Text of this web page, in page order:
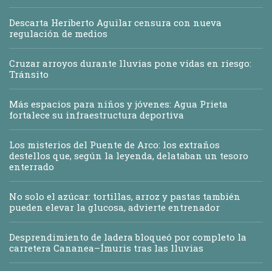
Descarta Heriberto Aguilar censura con nueva
regulación de medios
Cruzar arroyos durante lluvias pone vidas en riesgo:
Tránsito
Más espacios para niños y jóvenes: Agua Prieta
fortalece su infraestructura deportiva
Los misterios del Puente de Arco: los extraños
destellos que, según la leyenda, delataban un tesoro
enterrado
No solo el azúcar: tortillas, arroz y pastas también
pueden elevar la glucosa, advierte entrenador
Desprendimiento de ladera bloqueó por completo la
carretera Cananea–Ímuris tras las lluvias